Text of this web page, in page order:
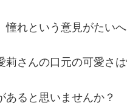
れという意見がたいへ
さんの口元の可愛さは
ると思いませんか？